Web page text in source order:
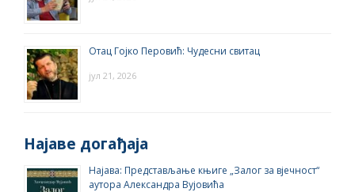
Отац Гојко Перовић: Чудесни свитац
јул 21, 2026
Најаве догађаја
Најава: Представљање књиге „Залог за вјечност“
аутора Александра Вујовића